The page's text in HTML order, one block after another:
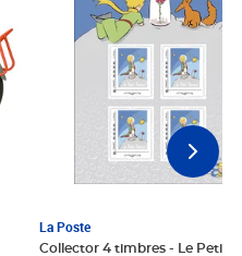
La Poste
Collector 4 timbres - Le Petit